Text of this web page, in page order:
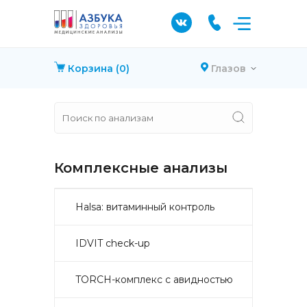
Корзина (0) Глазов
Комплексные анализы
Halsa: витаминный контроль
IDVIT check-up
TORCH-комплекс с авидностью